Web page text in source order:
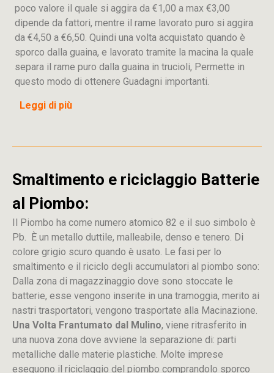
poco valore il quale si aggira da €1,00 a max €3,00
dipende da fattori, mentre il rame lavorato puro si aggira
da €4,50 a €6,50. Quindi una volta acquistato quando è
sporco dalla guaina, e lavorato tramite la macina la quale
separa il rame puro dalla guaina in trucioli, Permette in
questo modo di ottenere Guadagni importanti.
Leggi di più
Smaltimento e riciclaggio Batterie
al Piombo:
Il Piombo ha come numero atomico 82 e il suo simbolo è
Pb. È un metallo duttile, malleabile, denso e tenero. Di
colore grigio scuro quando è usato. Le fasi per lo
smaltimento e il riciclo degli accumulatori al piombo sono:
Dalla zona di magazzinaggio dove sono stoccate le
batterie, esse vengono inserite in una tramoggia, merito ai
nastri trasportatori, vengono trasportate alla Macinazione.
Una Volta Frantumato dal Mulino, viene ritrasferito in
una nuova zona dove avviene la separazione di: parti
metalliche dalle materie plastiche. Molte imprese
eseguono il riciclaggio del piombo comprandolo sporco